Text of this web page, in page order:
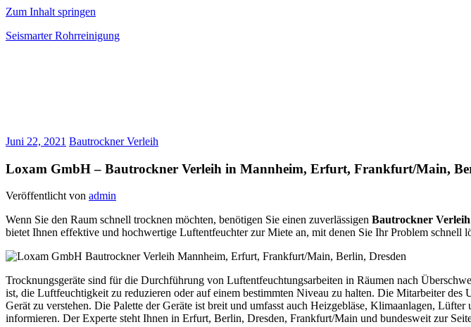
Zum Inhalt springen
Seismarter Rohrreinigung
Juni 22, 2021 Bautrockner Verleih
Loxam GmbH – Bautrockner Verleih in Mannheim, Erfurt, Frankfurt/Main,
Veröffentlicht von admin
Wenn Sie den Raum schnell trocknen möchten, benötigen Sie einen zuverlässigen Bautrockner Verleih
bietet Ihnen effektive und hochwertige Luftentfeuchter zur Miete an, mit denen Sie Ihr Problem schnell
Trocknungsgeräte sind für die Durchführung von Luftentfeuchtungsarbeiten in Räumen nach
ist, die Luftfeuchtigkeit zu reduzieren oder auf einem bestimmten Niveau zu halten. Die Mitarbeiter
Gerät zu verstehen. Die Palette der Geräte ist breit und umfasst auch Heizgebläse, Klimaanlagen,
informieren. Der Experte steht Ihnen in Erfurt, Berlin, Dresden, Frankfurt/Main und bundesweit zur